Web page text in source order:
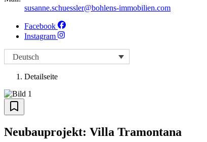
susanne.schuessler@bohlens-immobilien.com
Facebook
Instagram
Deutsch
Detailseite
Neubauprojekt: Villa Tramontana